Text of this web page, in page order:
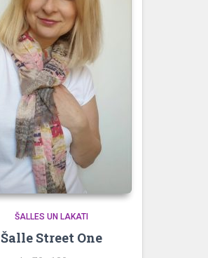
ŠALLES UN LAKATI
Šalle Street One